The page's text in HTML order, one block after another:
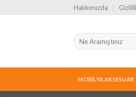
Hakkımızda
MOBILYA AKSESUAR